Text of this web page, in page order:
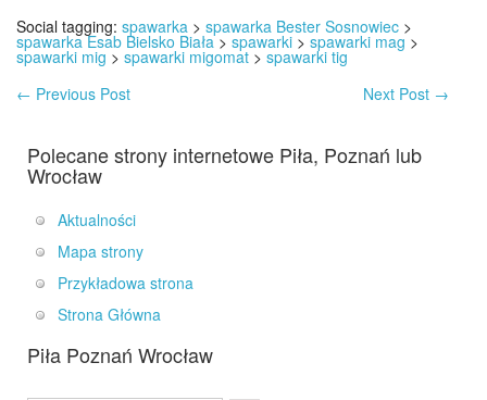
Social tagging: spawarka > spawarka Bester Sosnowiec >
spawarka Esab Bielsko Biała> spawarki > spawarki mag >
spawarki mig > spawarki migomat > spawarki tig
← Previous Post Next Post →
Polecane strony internetowe Piła, Poznań lub
Wrocław
Aktualności
Mapa strony
Przykładowa strona
Strona Główna
Piła Poznań Wrocław